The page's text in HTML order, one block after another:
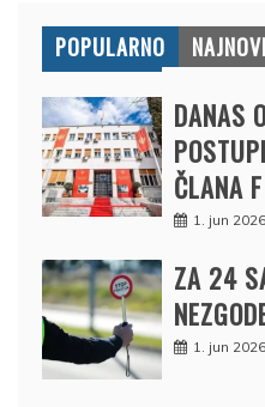
POPULARNO
DANAS
ČLANA
1. jun
ZA 24
1. jun